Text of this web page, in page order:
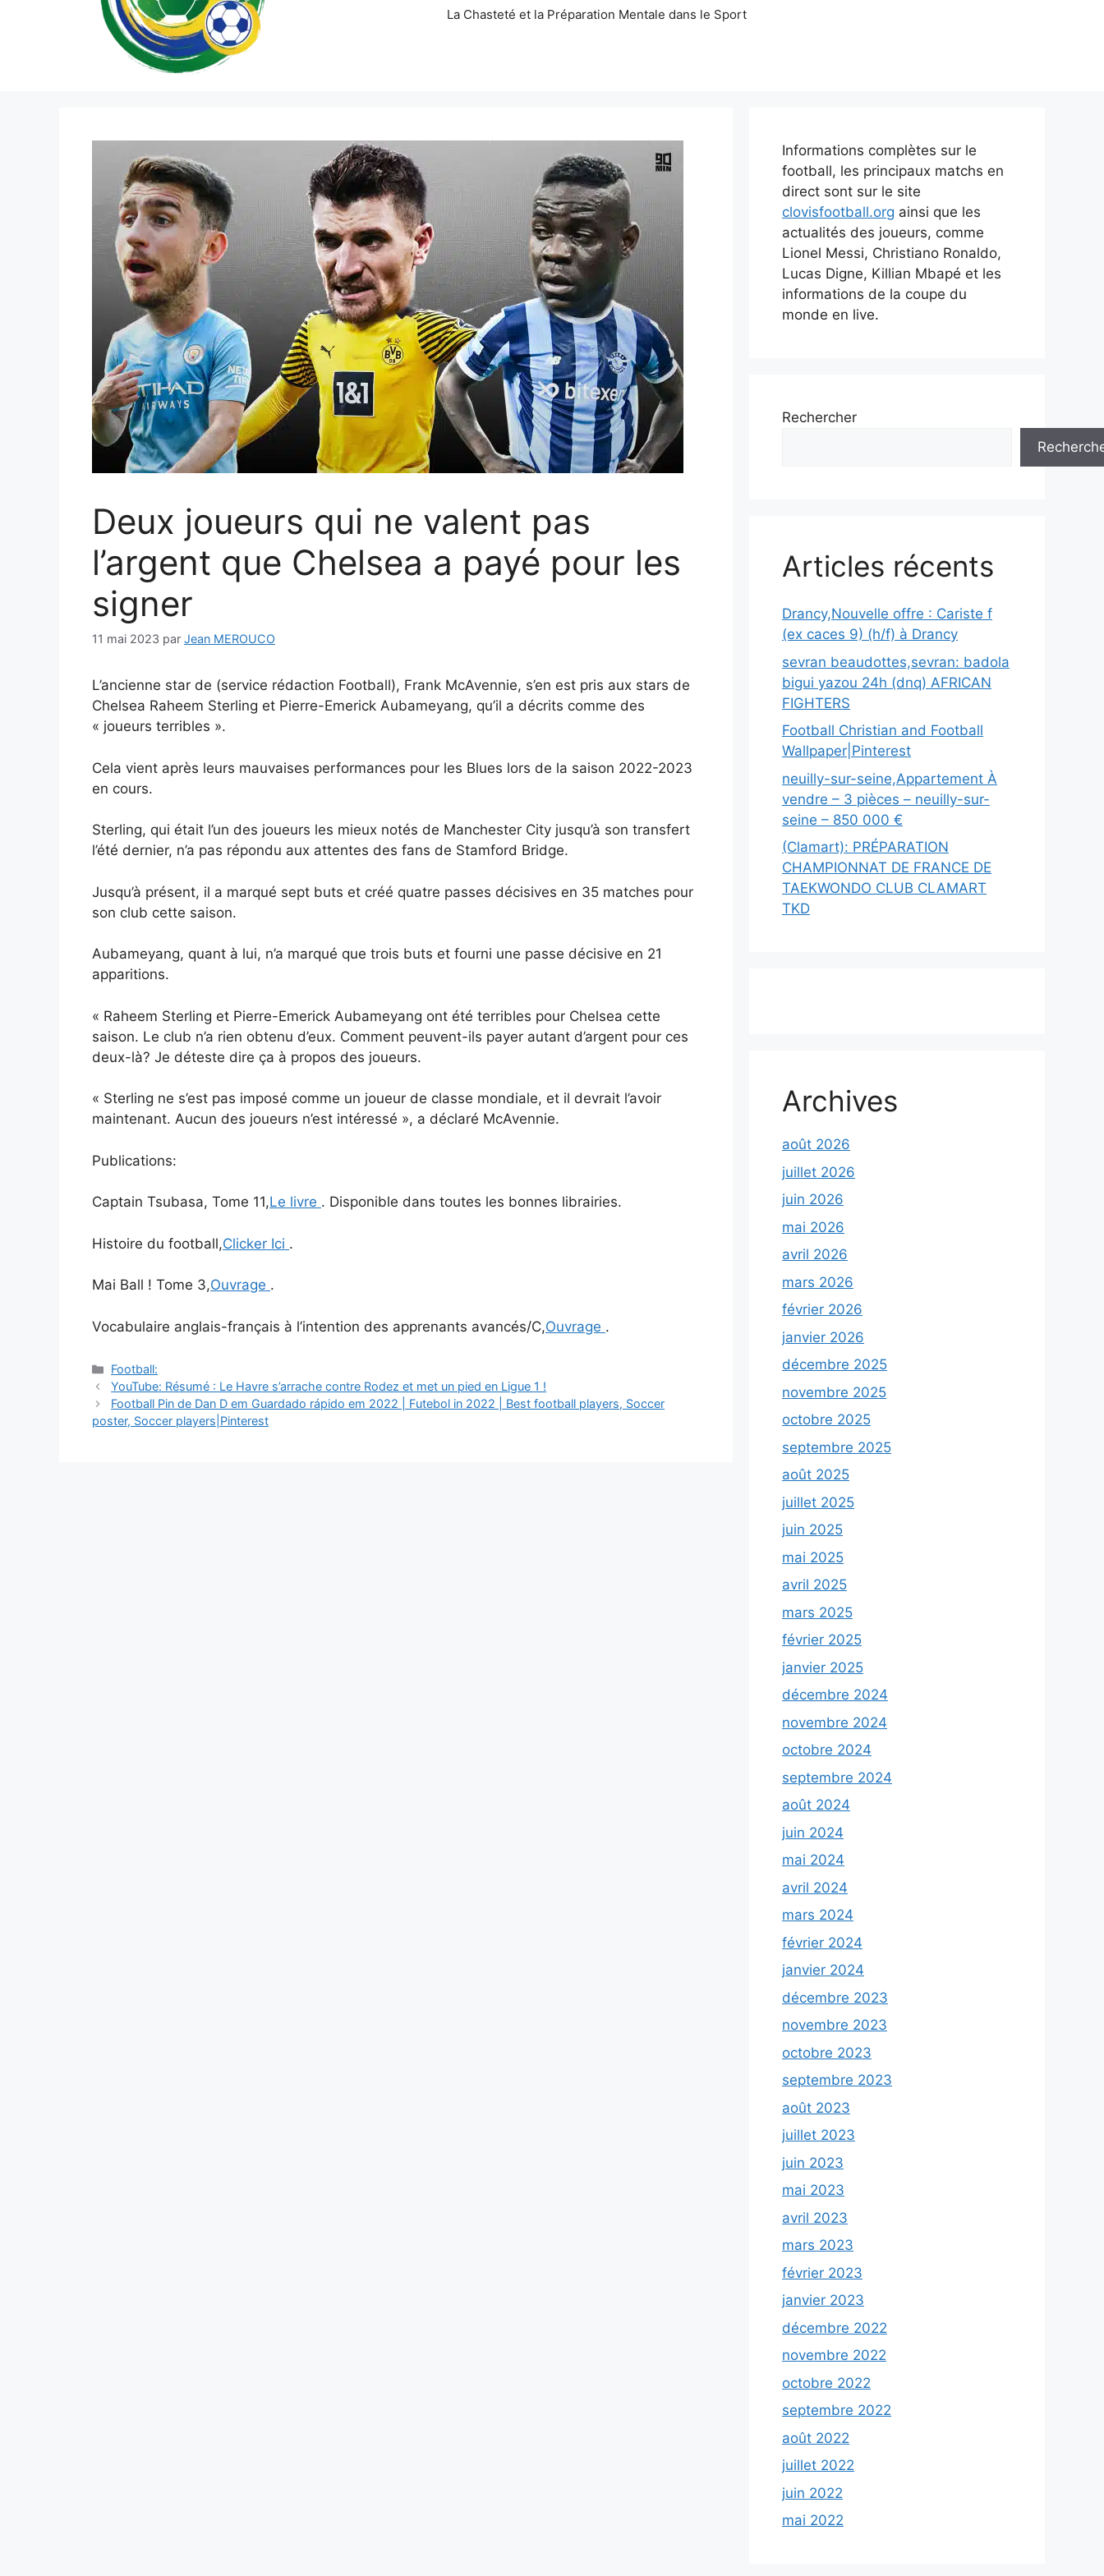
La Chasteté et la Préparation Mentale dans le Sport
Deux joueurs qui ne valent pas
l’argent que Chelsea a payé pour les
signer
11 mai 2023 par Jean MEROUCO
L’ancienne star de (service rédaction Football), Frank McAvennie, s’en est pris aux stars de
Chelsea Raheem Sterling et Pierre-Emerick Aubameyang, qu’il a décrits comme des
« joueurs terribles ».
Cela vient après leurs mauvaises performances pour les Blues lors de la saison 2022-2023
en cours.
Sterling, qui était l’un des joueurs les mieux notés de Manchester City jusqu’à son transfert
l’été dernier, n’a pas répondu aux attentes des fans de Stamford Bridge.
Jusqu’à présent, il a marqué sept buts et créé quatre passes décisives en 35 matches pour
son club cette saison.
Aubameyang, quant à lui, n’a marqué que trois buts et fourni une passe décisive en 21
apparitions.
« Raheem Sterling et Pierre-Emerick Aubameyang ont été terribles pour Chelsea cette
saison. Le club n’a rien obtenu d’eux. Comment peuvent-ils payer autant d’argent pour ces
deux-là? Je déteste dire ça à propos des joueurs.
« Sterling ne s’est pas imposé comme un joueur de classe mondiale, et il devrait l’avoir
maintenant. Aucun des joueurs n’est intéressé », a déclaré McAvennie.
Publications:
Captain Tsubasa, Tome 11,Le livre . Disponible dans toutes les bonnes librairies.
Histoire du football,Clicker Ici .
Mai Ball ! Tome 3,Ouvrage .
Vocabulaire anglais-français à l’intention des apprenants avancés/C,Ouvrage .
Catégories
Football:
Navigation
des
articles
YouTube: Résumé : Le Havre s’arrache contre Rodez et met un pied en Ligue 1 !
Football Pin de Dan D em Guardado rápido em 2022 | Futebol in 2022 | Best football players, Soccer
poster, Soccer players|Pinterest
Informations complètes sur le
football, les principaux matchs en
direct sont sur le site
clovisfootball.org ainsi que les
actualités des joueurs, comme
Lionel Messi, Christiano Ronaldo,
Lucas Digne, Killian Mbapé et les
informations de la coupe du
monde en live.
Rechercher
Articles récents
Drancy,Nouvelle offre : Cariste f
(ex caces 9) (h/f) à Drancy
sevran beaudottes,sevran: badola
bigui yazou 24h (dnq) AFRICAN
FIGHTERS
Football Christian and Football
Wallpaper|Pinterest
neuilly-sur-seine,Appartement À
vendre – 3 pièces – neuilly-sur-
seine – 850 000 €
(Clamart): PRÉPARATION
CHAMPIONNAT DE FRANCE DE
TAEKWONDO CLUB CLAMART
TKD
Archives
août 2026
juillet 2026
juin 2026
mai 2026
avril 2026
mars 2026
février 2026
janvier 2026
décembre 2025
novembre 2025
octobre 2025
septembre 2025
août 2025
juillet 2025
juin 2025
mai 2025
avril 2025
mars 2025
février 2025
janvier 2025
décembre 2024
novembre 2024
octobre 2024
septembre 2024
août 2024
juin 2024
mai 2024
avril 2024
mars 2024
février 2024
janvier 2024
décembre 2023
novembre 2023
octobre 2023
septembre 2023
août 2023
juillet 2023
juin 2023
mai 2023
avril 2023
mars 2023
février 2023
janvier 2023
décembre 2022
novembre 2022
octobre 2022
septembre 2022
août 2022
juillet 2022
juin 2022
mai 2022